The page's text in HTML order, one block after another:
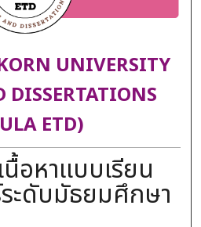
UNIVERSITY
DISSERTATIONS
ETD)
นื้อหาแบบเรียน
ะดับมัธยมศึกษา